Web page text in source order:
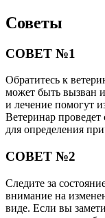
Советы
СОВЕТ №1
Обратитесь к
может быть вызван
и лечение помогут
Ветеринар
для определения
СОВЕТ №2
Следите за
внимание на
виде. Если вы